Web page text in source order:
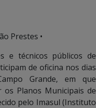
Prestes •
e técnicos públicos de
de oficina nos dias
Grande, em que
Planos Municipais de
pelo Imasul (Instituto